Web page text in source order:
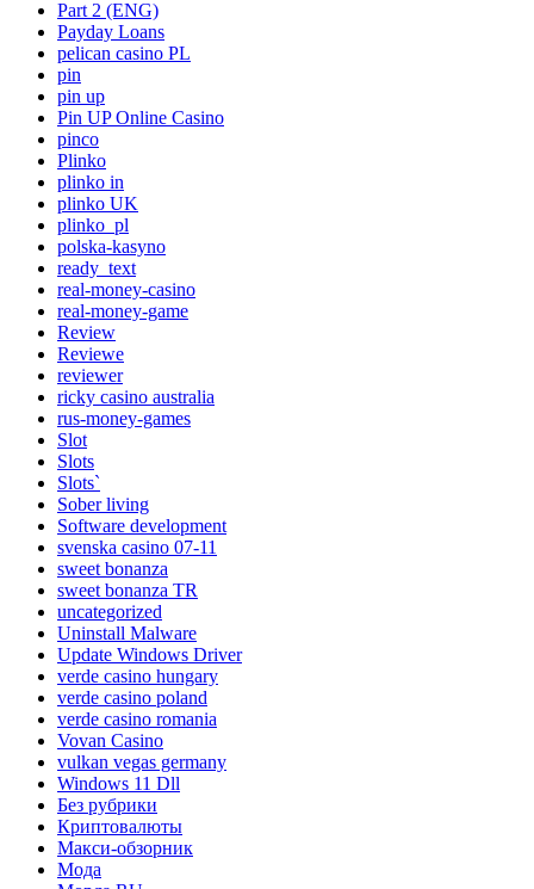
Part 2 (ENG)
Payday Loans
pelican casino PL
pin
pin up
Pin UP Online Casino
pinco
Plinko
plinko in
plinko UK
plinko_pl
polska-kasyno
ready_text
real-money-casino
real-money-game
Review
Reviewe
reviewer
ricky casino australia
rus-money-games
Slot
Slots
Slots`
Sober living
Software development
svenska casino 07-11
sweet bonanza
sweet bonanza TR
uncategorized
Uninstall Malware
Update Windows Driver
verde casino hungary
verde casino poland
verde casino romania
Vovan Casino
vulkan vegas germany
Windows 11 Dll
Без рубрики
Криптовалюты
Макси-обзорник
Мода